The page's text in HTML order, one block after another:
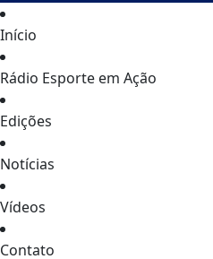
Início
Rádio Esporte em Ação
Edições
Notícias
Vídeos
Contato